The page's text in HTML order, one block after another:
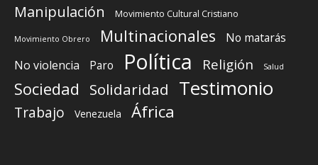
Manipulación Movimiento Cultural Cristiano
Movimiento Obrero Multinacionales
No matarás
No violencia
Paro Política Religión Salud
Sociedad Solidaridad Testimonio
Trabajo Venezuela África